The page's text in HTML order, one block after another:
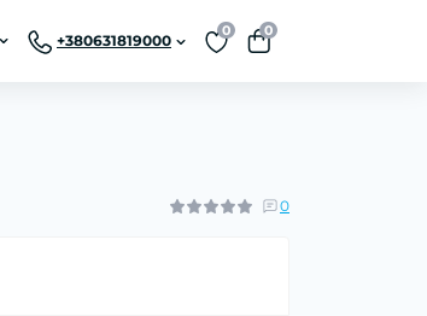
+380631819000
0 0
0